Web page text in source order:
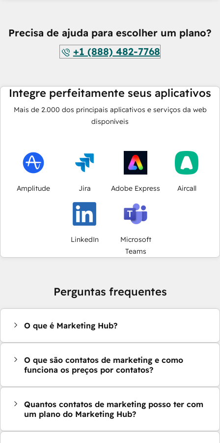
Precisa de ajuda para escolher um plano?
+1 (888) 482-7768
Integre perfeitamente seus aplicativos
Mais de 2.000 dos principais aplicativos e serviços da web
disponíveis
Amplitude Jira Adobe Express Aircall
LinkedIn
Microsoft
Teams
Perguntas frequentes
O que é Marketing Hub?
O que são contatos de marketing e como
funciona os preços por contatos?
Quantos contatos de marketing posso ter com
um plano do Marketing Hub?